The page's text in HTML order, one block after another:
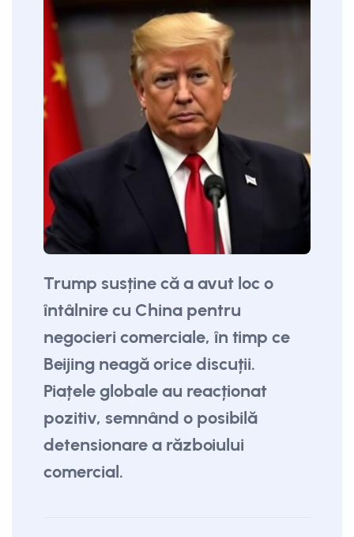
Trump susține că a avut loc o
întâlnire cu China pentru
negocieri comerciale, în timp ce
Beijing neagă orice discuții.
Piațele globale au reacționat
pozitiv, semnând o posibilă
detensionare a războiului
comercial.